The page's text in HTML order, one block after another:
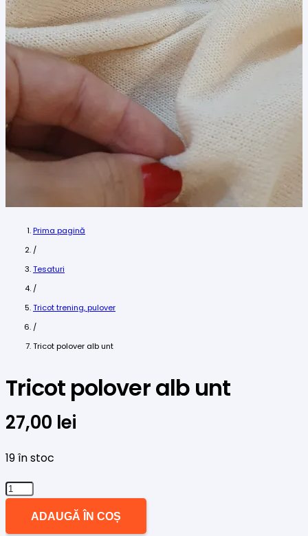
Prima pagină
/
Tesaturi
/
Tricot trening, pulover
/
Tricot polover alb unt
Tricot polover alb unt
27,00 lei
19 în stoc
Cantitate
ADAUGĂ ÎN COȘ